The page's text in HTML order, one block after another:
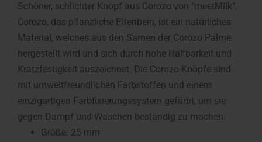
Schöner, schlichter Knopf aus Corozo von "meetMilk".
Corozo, das pflanzliche Elfenbein, ist ein natürliches
Material, welches aus den Samen der Corozo Palme
hergestellt wird und sich durch hohe Haltbarkeit und
Kratzfestigkeit auszeichnet. Die Corozo-Knöpfe sind
mit umweltfreundlichen Farbstoffen und einem
einzigartigen Farbfixierungssystem gefärbt, um sie
gegen Dampf und Waschen beständig zu machen.
Größe: 25 mm